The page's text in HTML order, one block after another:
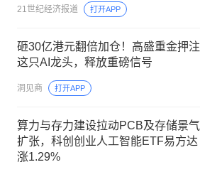
21世纪经济报道 打开APP
砸30亿港元翻倍加仓！高盛重金押注
这只AI龙头，释放重磅信号
洞见商 打开APP
算力与存力建设拉动PCB及存储景气
扩张，科创创业人工智能ETF易方达
涨1.29%